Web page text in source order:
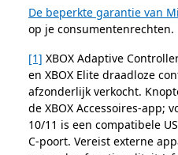
De beperkte garantie van
op je consumentenrechten.
[1] XBOX Adaptive
en XBOX Elite draadloze
afzonderlijk verkocht.
de XBOX Accessoires-app;
10/11 is een compatibele
C-poort. Vereist externe